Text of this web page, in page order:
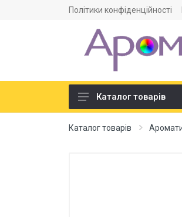
Політики конфіденційності
Ароматизатори
Каталог товарів
Каталог товарів